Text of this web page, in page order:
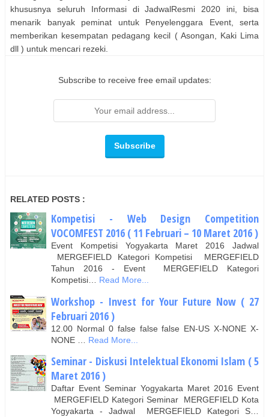
khususnya seluruh Informasi di JadwalResmi 2020 ini, bisa
menarik banyak peminat untuk Penyelenggara Event, serta
memberikan kesempatan pedagang kecil ( Asongan, Kaki Lima
dll ) untuk mencari rezeki.
Subscribe to receive free email updates:
RELATED POSTS :
Kompetisi - Web Design Competition
VOCOMFEST 2016 ( 11 Februari – 10 Maret 2016 )
Event Kompetisi Yogyakarta Maret 2016 Jadwal
MERGEFIELD Kategori Kompetisi MERGEFIELD
Tahun 2016 - Event MERGEFIELD Kategori
Kompetisi… Read More...
Workshop - Invest for Your Future Now ( 27
Februari 2016 )
12.00 Normal 0 false false false EN-US X-NONE X-
NONE …
Read More...
Seminar - Diskusi Intelektual Ekonomi Islam ( 5
Maret 2016 )
Daftar Event Seminar Yogyakarta Maret 2016 Event
MERGEFIELD Kategori Seminar MERGEFIELD Kota
Yogyakarta - Jadwal MERGEFIELD Kategori S…